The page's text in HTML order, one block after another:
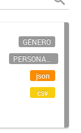
GÉNERO
PERSONAL CIENTÍFICO-TECNOLÓGICO
json
csv